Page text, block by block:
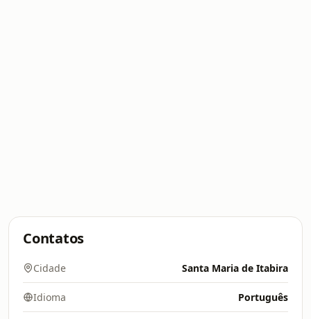
Contatos
Cidade Santa Maria de Itabira
Idioma Português